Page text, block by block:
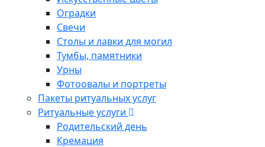
Оградки
Свечи
Столы и лавки для могил
Тумбы, памятники
Урны
Фотоовалы и портреты
Пакеты ритуальных услуг
Ритуальные услуги
Родительский день
Кремация